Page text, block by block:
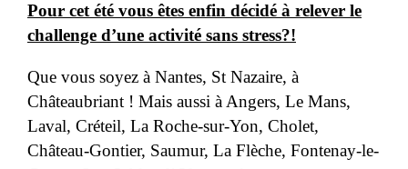
Pour cet été vous êtes enfin décidé à relever le
challenge d’une activité sans stress?!
Que vous soyez à Nantes, St Nazaire, à
Châteaubriant ! Mais aussi à Angers, Le Mans,
Laval, Créteil, La Roche-sur-Yon, Cholet,
Château-Gontier, Saumur, La Flèche, Fontenay-le-